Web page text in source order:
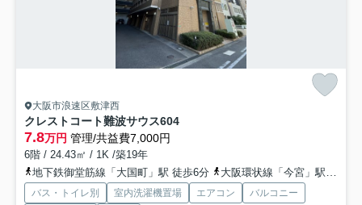
大阪市浪速区敷津西
クレストコート難波サウス604
7.8万円 管理/共益費7,000円
6階 / 24.43㎡ / 1K /築19年
地下鉄御堂筋線「大国町」駅 徒歩6分
大阪環状線「今宮」駅 徒歩10分
バス・トイレ別 室内洗濯機置場 エアコン
バルコニー